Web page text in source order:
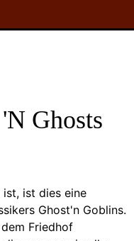
Ghosts
ist, ist dies eine
Ghost'n Goblins.
Friedhof